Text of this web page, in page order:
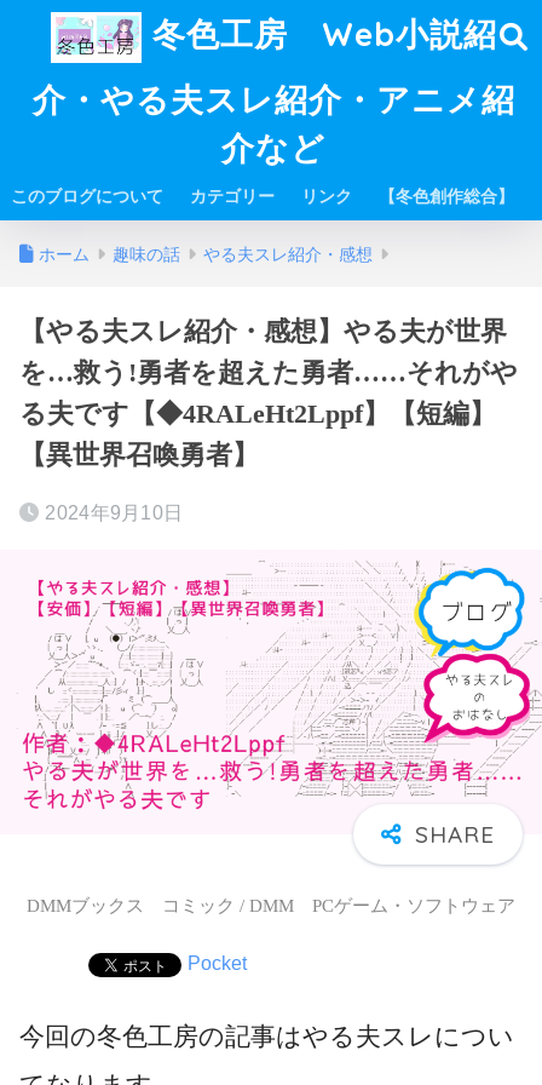
冬色工房 Web小説紹
介・やる夫スレ紹介・アニメ紹
介など
このブログについて カテゴリー リンク 【冬色創作総合】
ホーム 趣味の話 やる夫スレ紹介・感想
【やる夫スレ紹介・感想】やる夫が世界
を…救う!勇者を超えた勇者……それがや
る夫です【◆4RALeHt2Lppf】【短編】
【異世界召喚勇者】
2024年9月10日
DMMブックス コミック / DMM PCゲーム・ソフトウェア
Pocket
今回の冬色工房の記事はやる夫スレについ